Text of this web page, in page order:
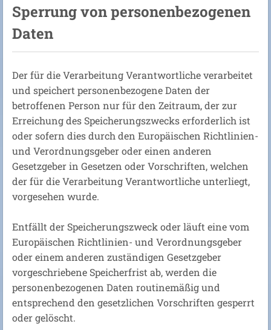
Sperrung von personenbezogenen
Daten
Der für die Verarbeitung Verantwortliche verarbeitet
und speichert personenbezogene Daten der
betroffenen Person nur für den Zeitraum, der zur
Erreichung des Speicherungszwecks erforderlich ist
oder sofern dies durch den Europäischen Richtlinien-
und Verordnungsgeber oder einen anderen
Gesetzgeber in Gesetzen oder Vorschriften, welchen
der für die Verarbeitung Verantwortliche unterliegt,
vorgesehen wurde.
Entfällt der Speicherungszweck oder läuft eine vom
Europäischen Richtlinien- und Verordnungsgeber
oder einem anderen zuständigen Gesetzgeber
vorgeschriebene Speicherfrist ab, werden die
personenbezogenen Daten routinemäßig und
entsprechend den gesetzlichen Vorschriften gesperrt
oder gelöscht.